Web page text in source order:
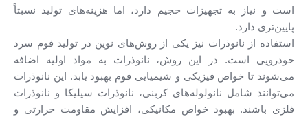
است و نیاز به تجهیزات حجیم دارد، اما هزینه‌های تولید نسبتاً
پایین‌تری دارد.
استفاده از نانوذرات نیز یکی از روش‌های نوین در تولید فوم سرد
خودرویی است. در این روش، نانوذرات به مواد اولیه اضافه
می‌شوند تا خواص فیزیکی و شیمیایی فوم بهبود یابد. این نانوذرات
می‌توانند شامل نانولوله‌های کربنی، نانوذرات سیلیکا و نانوذرات
فلزی باشند. بهبود خواص مکانیکی، افزایش مقاومت حرارتی و